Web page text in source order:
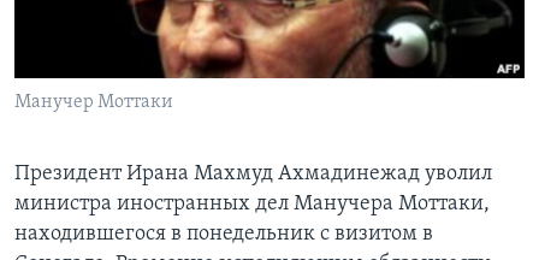
Learning English
СОЦИАЛЬНЫЕ СЕТИ
Языки
Манучер Моттаки
Президент Ирана Махмуд Ахмадинежад уволил
министра иностранных дел Манучера Моттаки,
находившегося в понедельник с визитом в